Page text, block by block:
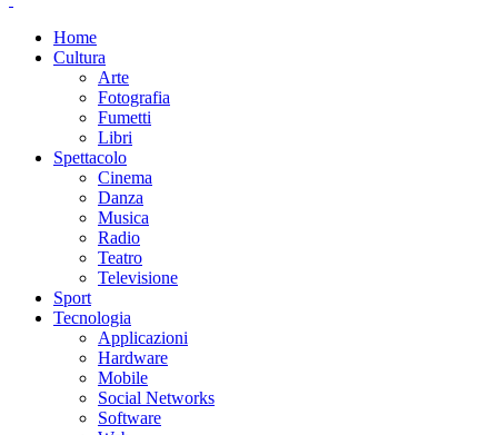
Home
Cultura
Arte
Fotografia
Fumetti
Libri
Spettacolo
Cinema
Danza
Musica
Radio
Teatro
Televisione
Sport
Tecnologia
Applicazioni
Hardware
Mobile
Social Networks
Software